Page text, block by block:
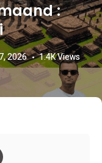
:
2026 1.4KViews